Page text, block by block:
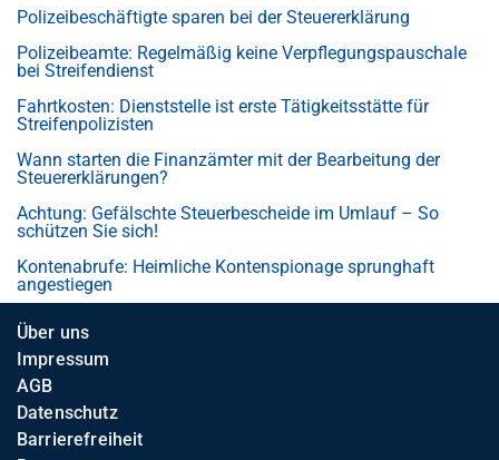
Polizeibeschäftigte sparen bei der Steuererklärung
Polizeibeamte: Regelmäßig keine Verpflegungspauschale
bei Streifendienst
Fahrtkosten: Dienststelle ist erste Tätigkeitsstätte für
Streifenpolizisten
Wann starten die Finanzämter mit der Bearbeitung der
Steuererklärungen?
Achtung: Gefälschte Steuerbescheide im Umlauf – So
schützen Sie sich!
Kontenabrufe: Heimliche Kontenspionage sprunghaft
angestiegen
Über uns
Impressum
AGB
Datenschutz
Barrierefreiheit